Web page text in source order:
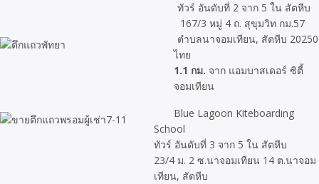
ทัวร์ อันดับที่ 2 จาก 5 ใน สัตหีบ
167/3 หมู่ 4 ถ. สุขุมวิท กม.57
ตำบลนาจอมเทียน, สัตหีบ 20250
ไทย
1.1 กม. จาก แอมบาสเดอร์ ซิตี้
จอมเทียน
Blue Lagoon Kiteboarding
School
ทัวร์ อันดับที่ 3 จาก 5 ใน สัตหีบ
23/4 ม. 2 ซ.นาจอมเทียน 14 ต.นาจอม
เทียน, สัตหีบ